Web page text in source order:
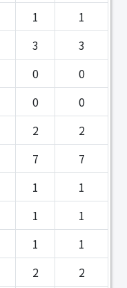
1
1
3
3
0
0
0
0
2
2
7
7
1
1
1
1
1
1
2 2